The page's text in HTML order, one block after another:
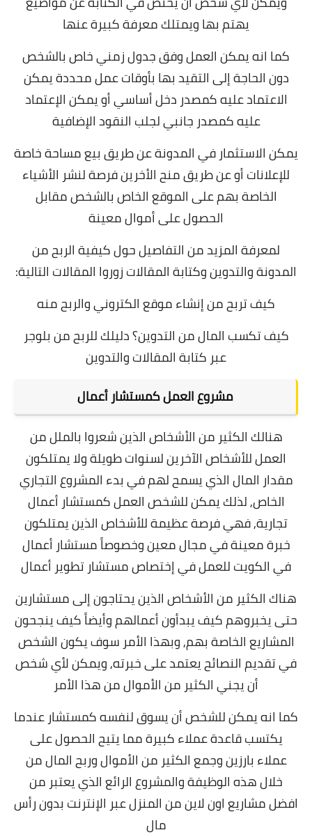
يهتم بها ويمتلك معرفة كبيرة عنها
كما انه يمكن العمل وفق جدول زمني خاص بالشخص
دون الحاجة إلى التقيد بها بأوقات عمل محددة يمكن
الاعتماد عليه كمصدر دخل أساسي أو يمكن الإعتماد
عليه كمصدر جانبي لجلب النقود الإضافية
يمكن الاستثمار في المدونة عن طريق بيع مساحة خاصة
للإعلانات أو عن طريق منح الأخرين فرصة لنشر الأشياء
الخاصة بهم على الموقع الخاص بالشخص مقابل
الحصول على أموال معينة
لمعرفة المزيد من التفاصيل حول كيفية الربح من
المدونة والتدوين وكتابة المقالات زوروا المقالات التالية:
كيف تربح من إنشاء موقع الكتروني والربح منه
كيف تكسب المال من التدوين؟ دليلك للربح من بلوجر
عبر كتابة المقالات والتدوين
مشروع العمل كمستشار أعمال
هنالك الكثير من الأشخاص الذين شعروا بالملل من
العمل للأشخاص الآخرين لسنوات طويلة ولا يمتلكون
مقدار المال الذي يسمح لهم في بدء المشروع التجاري
الخاص, لذلك يمكن للشخص العمل كمستشار أعمال
تجارية, فهي فرصة عظيمة للأشخاص الذين يمتلكون
خبرة معينة في مجال معين وخصوصاً مستشار أعمال
في الكويت للعمل في إختصاص مستشار تطوير أعمال
هناك الكثير من الأشخاص الذين يحتاجون إلى مستشارين
حتى يخبروهم كيف يبدأون أعمالهم وأيضاً كيف ينجحون
المشاريع الخاصة بهم, وبهذا الأمر سوف يكون الشخص
في تقديم النصائح يعتمد على خبرته, ويمكن لأي شخص
أن يجني الكثير من الأموال من هذا الأمر
كما انه يمكن للشخص أن يسوق لنفسه كمستشار عندما
يكتسب قاعدة عملاء كبيرة مما يتيح الحصول على
عملاء بارزين وجمع الكثير من الأموال وربح المال من
خلال هذه الوظيفة والمشروع الرائع الذي يعتبر من
افضل مشاريع اون لاين من المنزل عبر الإنترنت بدون رأس
مال